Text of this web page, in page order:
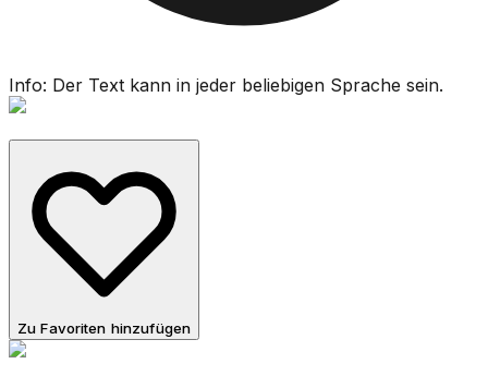
Info: Der Text kann in jeder beliebigen Sprache sein.
Zu Favoriten hinzufügen